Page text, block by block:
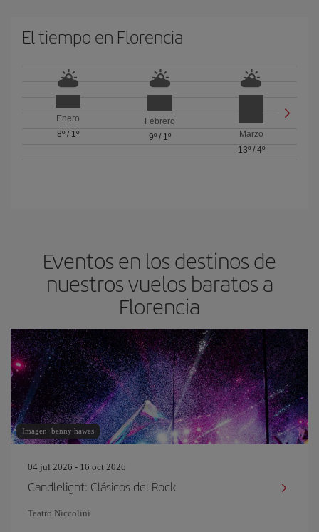
El tiempo en Florencia
Enero
8º/ 1º
Febrero
9º/ 1º
Marzo
13º/ 4º
Eventos en los destinos de
nuestros vuelos baratos a
Florencia
Imagen: benny hawes
04 jul 2026 - 16 oct 2026
Candlelight: Clásicos del Rock
Teatro Niccolini